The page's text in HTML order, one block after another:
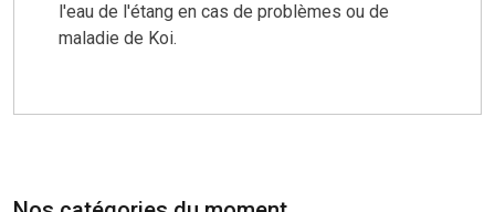
l'eau de l'étang en cas de problèmes ou de
maladie de Koi.